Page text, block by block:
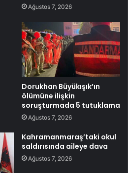
Ağustos 7, 2026
Dorukhan Büyükışık’ın
ölümüne ilişkin
soruşturmada 5 tutuklama
Ağustos 7, 2026
Kahramanmaraş’taki okul
saldırısında aileye dava
Ağustos 7, 2026